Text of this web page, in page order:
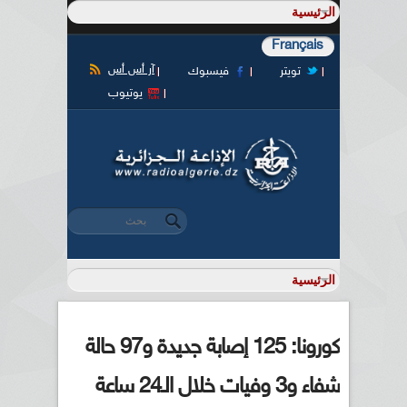
Français
آر أس أس فيسبوك
تويتر
يوتيوب
استمارة البحث
‏بحث ‏
كورونا: 125 إصابة جديدة و97 حالة
شفاء و3 وفيات خلال الـ24 ساعة